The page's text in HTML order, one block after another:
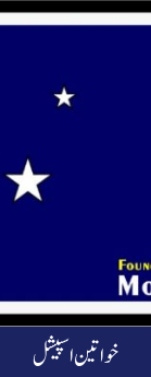
خواتین اسپیشل